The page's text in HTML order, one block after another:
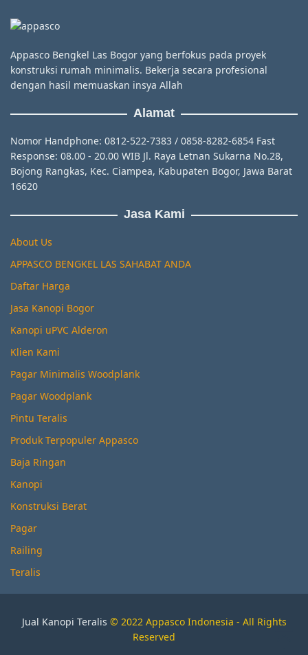
Appasco Bengkel Las Bogor yang berfokus pada proyek
konstruksi rumah minimalis. Bekerja secara profesional
dengan hasil memuaskan insya Allah
Alamat
Nomor Handphone: 0812-522-7383 / 0858-8282-6854 Fast
Response: 08.00 - 20.00 WIB Jl. Raya Letnan Sukarna No.28,
Bojong Rangkas, Kec. Ciampea, Kabupaten Bogor, Jawa Barat
16620
Jasa Kami
About Us
APPASCO BENGKEL LAS SAHABAT ANDA
Daftar Harga
Jasa Kanopi Bogor
Kanopi uPVC Alderon
Klien Kami
Pagar Minimalis Woodplank
Pagar Woodplank
Pintu Teralis
Produk Terpopuler Appasco
Baja Ringan
Kanopi
Konstruksi Berat
Pagar
Railing
Teralis
Jual Kanopi Teralis © 2022 Appasco Indonesia - All Rights
Reserved